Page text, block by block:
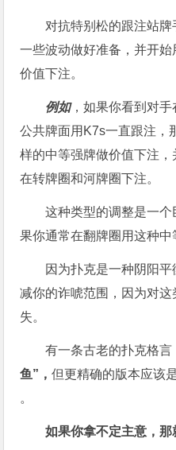
对抗特别松的跟注站
一些波动做好准备，并开
价值下注。
例如，如果你看到对
公共牌面用K7s一直跟注，
样的中等强牌做价值下注
在转牌圈和河牌圈下注。
这种类型的调整是一
果你通常在翻牌圈用这种中
因为扑克是一种阴阳
减你的诈唬范围，因为对
失。
有一条古老的扑克格言
鱼”，但更精确的版本应该
。
如果你拿不定主意，那